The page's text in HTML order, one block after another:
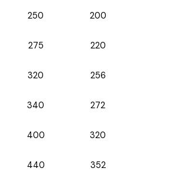
250 200
275 220
320 256
340 272
400 320
440 352